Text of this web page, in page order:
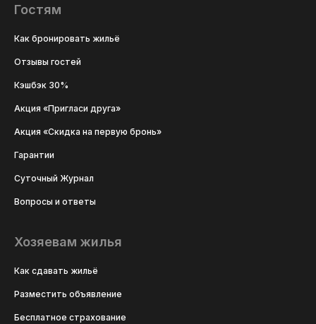
Гостям
Как бронировать жильё
Отзывы гостей
Кэшбэк 30%
Акция «Пригласи друга»
Акция «Скидка на первую бронь»
Гарантии
Суточный Журнал
Вопросы и ответы
Хозяевам жилья
Как сдавать жильё
Разместить объявление
Бесплатное страхование